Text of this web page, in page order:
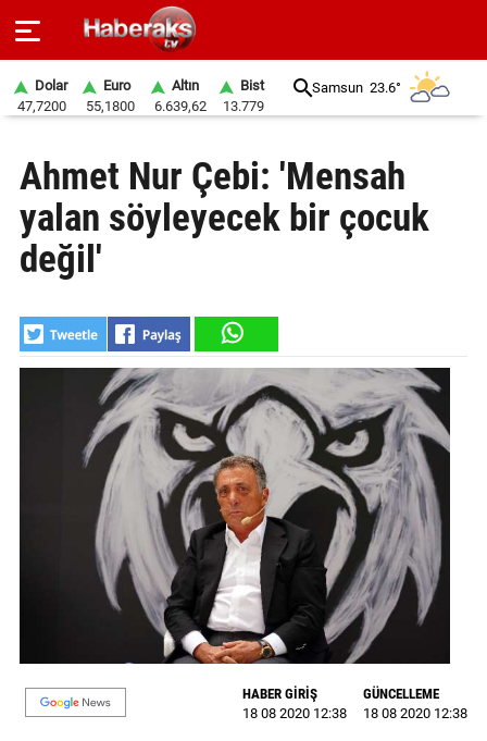
SPOR
YAŞAM
EKONOMİ
BELEDİYELER
SİYASET
EĞİTİM
GALERİ
YAZARLAR
Künye
Dolar
47,7200
Euro
55,1800
Altın
6.639,62
Bist
13.779
Samsun 23.6°
Ahmet Nur Çebi: 'Mensah
yalan söyleyecek bir çocuk
değil'
HABER GİRİŞ
18 08 2020 12:38
GÜNCELLEME
18 08 2020 12:38